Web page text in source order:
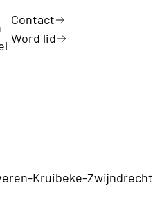
Contact
Word lid
Kruibeke-Zwijndrecht